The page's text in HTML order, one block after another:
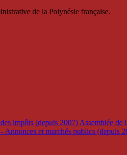
de la Polynésie française.
impôts (depuis 2007) Assemblée de
Annonces et marchés publics (depuis